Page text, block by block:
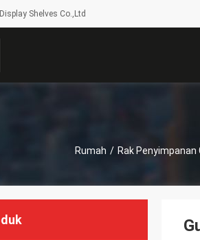
Shelves Co.,Ltd
Rumah / Rak Penyimpanan